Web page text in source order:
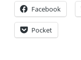
Facebook
Pocket